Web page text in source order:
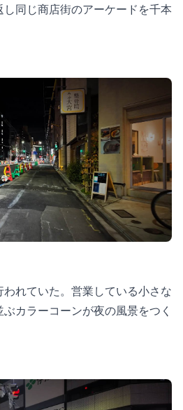
同じ商店街のアーケードを千本
れていた。営業している小さな
カラーコーンが夜の風景をつく